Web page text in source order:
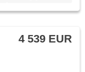
4 539 EUR